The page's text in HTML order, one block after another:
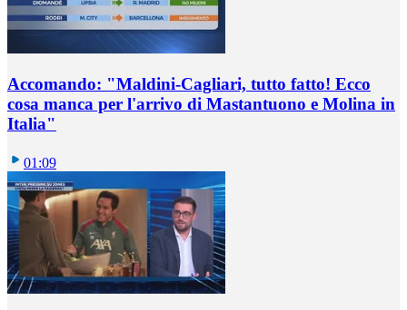
Accomando: "Maldini-Cagliari, tutto fatto! Ecco
cosa manca per l'arrivo di Mastantuono e Molina in
Italia"
01:09